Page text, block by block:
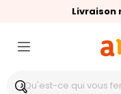
🥇Palmarès
⭐⭐⭐⭐⭐